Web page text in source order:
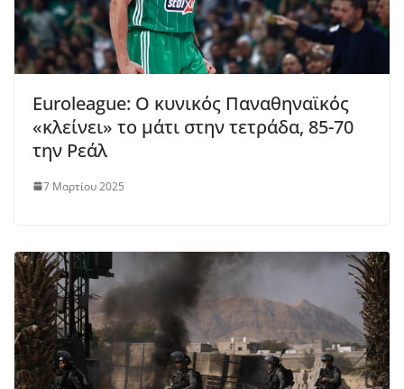
Euroleague: Ο κυνικός Παναθηναϊκός
«κλείνει» το μάτι στην τετράδα, 85-70
την Ρεάλ
7 Μαρτίου 2025